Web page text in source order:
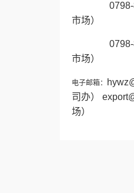
0798-
市场）
0798-
市场）
电子邮箱：
司办）
场）